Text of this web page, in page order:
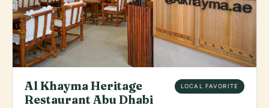
Al Khayma Heritage
Restaurant Abu Dhabi
LOCAL FAVORITE